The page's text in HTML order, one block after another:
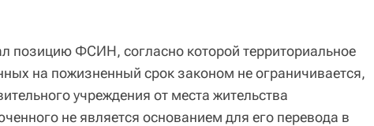
позицию ФСИН, согласно которой территориальное
на пожизненный срок законом не ограничивается,
учреждения от места жительства
не является основанием для его перевода в